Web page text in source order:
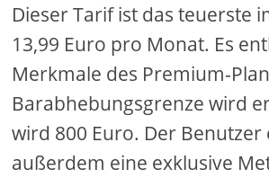
Dieser Tarif ist das teuerste
13,99 Euro pro Monat. Es
Merkmale des Premium-
Barabhebungsgrenze wird
wird 800 Euro. Der Benutzer
außerdem eine exklusive